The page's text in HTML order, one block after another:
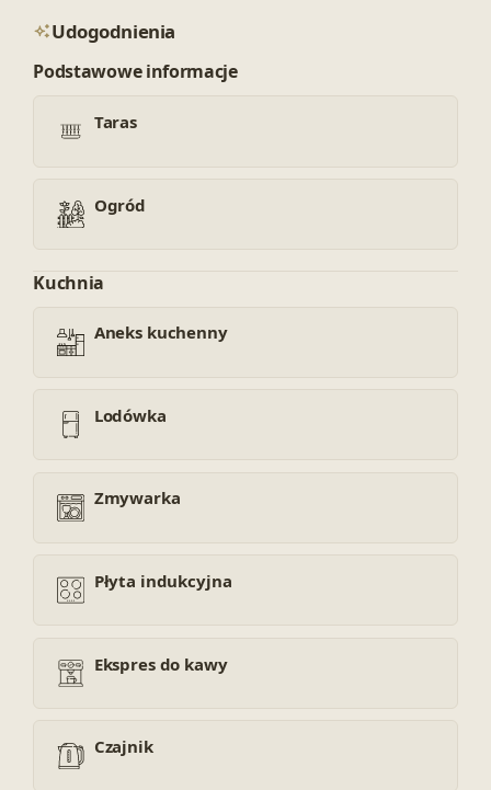
Udogodnienia
Podstawowe informacje
Taras
Ogród
Kuchnia
Aneks kuchenny
Lodówka
Zmywarka
Płyta indukcyjna
Ekspres do kawy
Czajnik